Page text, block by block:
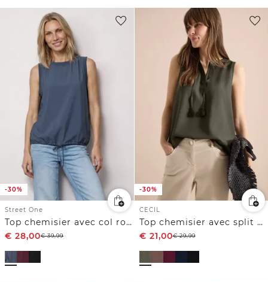
-30%
Street One
Top chemisier avec col rond et détail tape
€ 28,00€39,99
-30%
CECIL
Top chemisier avec split neck et rubans
€ 21,00€29,99